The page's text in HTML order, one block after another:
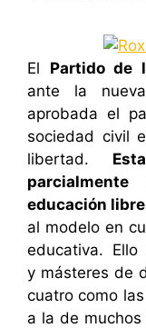
El Partido de
ante la
aprobada el
sociedad civil
libertad.
educación libre
al modelo en
educativa.
y másteres de
cuatro como
a la de